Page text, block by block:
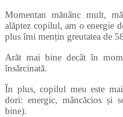
Momentan mănânc mult,
alăptez copilul, am o energie
plus îmi mențin greutatea de
Arăt mai bine decât în
însărcinată.
În plus, copilul meu este
dori: energic, mâncăcios și
bine).